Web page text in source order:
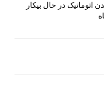
در حال بیکار